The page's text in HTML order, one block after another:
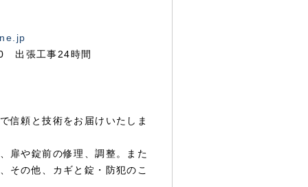
出張工事24時間
信頼と技術をお届けいたしま
扉や錠前の修理、調整。また
その他、カギと錠・防犯のこ